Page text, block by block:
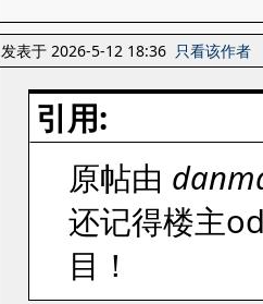
发表于 2026-5-12 18:36 只看该作者
引用:
原帖由
还记得楼主
目！